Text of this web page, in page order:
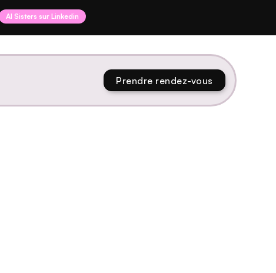
AI Sisters sur Linkedin
Prendre rendez-vous